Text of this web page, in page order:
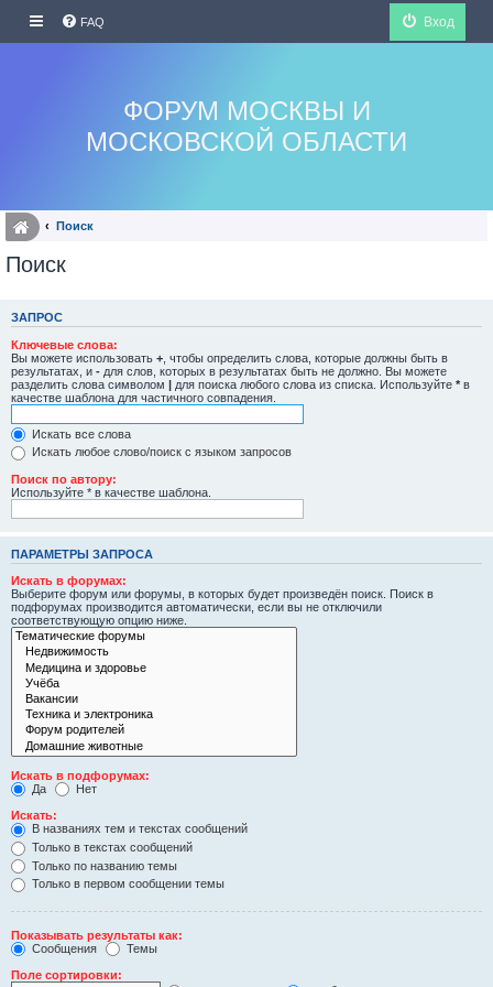
FAQ Вход
ФОРУМ МОСКВЫ И
МОСКОВСКОЙ ОБЛАСТИ
Поиск
Поиск
ЗАПРОС
Ключевые слова:
Вы можете использовать + , чтобы определить слова, которые должны быть в
результатах, и - для слов, которых в результатах быть не должно. Вы можете
разделить слова символом | для поиска любого слова из списка. Используйте * в
качестве шаблона для частичного совпадения.
Искать все слова
Искать любое слово/поиск с языком запросов
Поиск по автору:
Используйте * в качестве шаблона.
ПАРАМЕТРЫ ЗАПРОСА
Искать в форумах:
Выберите форум или форумы, в которых будет произведён поиск. Поиск в
подфорумах производится автоматически, если вы не отключили
соответствующую опцию ниже.
Искать в подфорумах:
Да
Нет
Искать:
В названиях тем и текстах сообщений
Только в текстах сообщений
Только по названию темы
Только в первом сообщении темы
Показывать результаты как:
Сообщения
Темы
Поле сортировки: